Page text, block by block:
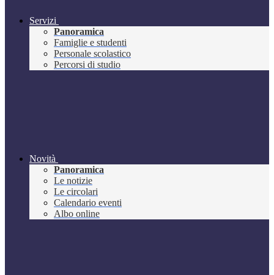
Servizi
Panoramica
Famiglie e studenti
Personale scolastico
Percorsi di studio
Novità
Panoramica
Le notizie
Le circolari
Calendario eventi
Albo online